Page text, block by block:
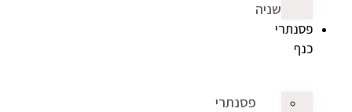
שניה
פסנתרי
כנף
פסנתרי